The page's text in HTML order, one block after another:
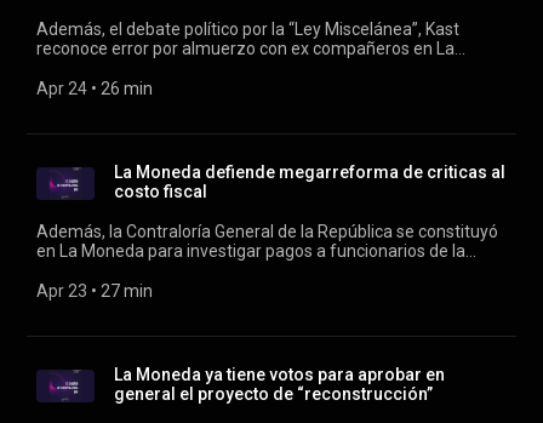
Además, el debate político por la “Ley Miscelánea”, Kast
reconoce error por almuerzo con ex compañeros en La
Maratón de Santiago. Conducen: Verónica Franco y Rodrigo
Apr 24 • 26 min
La Moneda defiende megarreforma de criticas al
costo fiscal
Además, la Contraloría General de la República se constituyó
en La Moneda para investigar pagos a funcionarios de la
de mando. Conduce: Verónica Franco.
Apr 23 • 27 min
La Moneda ya tiene votos para aprobar en
general el proyecto de “reconstrucción”